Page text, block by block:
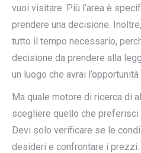
vuoi visitare. Più l’area è
prendere una decisione.
tutto il tempo necessario,
decisione da prendere alla
un luogo che avrai
Ma quale motore di ricerca di
scegliere quello che
Devi solo verificare se le
desideri e confrontare i